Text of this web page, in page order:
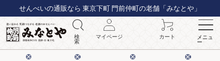
せんべいの通販なら 東京下町 門前仲町の老舗「みなとや」
検
索
マイページ カート メニュ
ー